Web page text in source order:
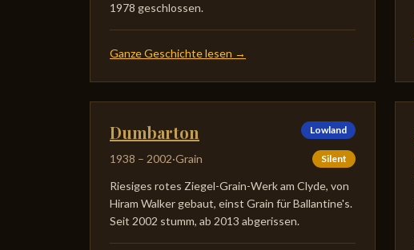
1978 geschlossen.
Ganze Geschichte lesen →
Dumbarton Lowland
1938 – 2002·Grain Silent
Riesiges rotes Ziegel-Grain-Werk am Clyde, von
Hiram Walker gebaut, einst Grain für Ballantine's.
Seit 2002 stumm, ab 2013 abgerissen.